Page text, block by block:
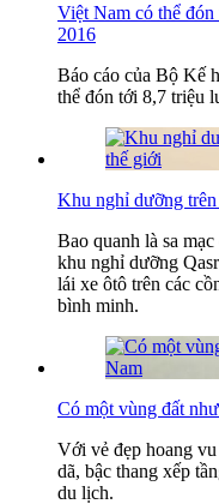
Việt Nam có thể
2016
Báo cáo của Bộ Kế
thể đón tới 8,7 triệu
Khu nghỉ dưỡng trên
Bao quanh là sa
khu nghỉ dưỡng
lái xe ôtô trên các
bình minh.
Có một vùng đất
Với vẻ đẹp hoang
dã, bậc thang xếp
du lịch.